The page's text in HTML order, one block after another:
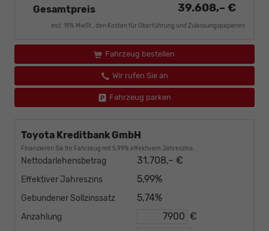
Gesamtpreis
39.608,– €
incl. 19% MwSt., den Kosten für Überführung und Zulassungspapieren
Fahrzeug bestellen
Wir rufen Sie an
Fahrzeug parken
Toyota Kreditbank GmbH
Finanzieren Sie Ihr Fahrzeug mit 5,99% effektivem Jahreszins.
Nettodarlehensbetrag 31.708,– €
Effektiver Jahreszins 5,99%
Gebundener Sollzinssatz 5,74%
Anzahlung €